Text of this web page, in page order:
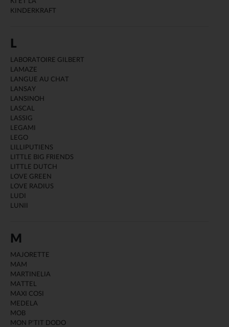
KINDERKRAFT
L
LABORATOIRE GILBERT
LAMAZE
LANGUE AU CHAT
LANSAY
LANSINOH
LASCAL
LASSIG
LEGAMI
LEGO
LILLIPUTIENS
LITTLE BIG FRIENDS
LITTLE DUTCH
LOVE GREEN
LOVE RADIUS
LUDI
LUNII
M
MAJORETTE
MAM
MARTINELIA
MATTEL
MAXI COSI
MEDELA
MOB
MON P'TIT DODO